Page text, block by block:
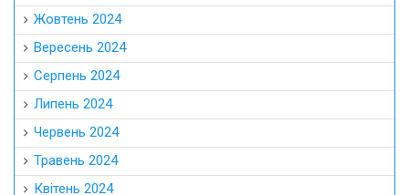
Жовтень 2024
Вересень 2024
Серпень 2024
Липень 2024
Червень 2024
Травень 2024
Квітень 2024